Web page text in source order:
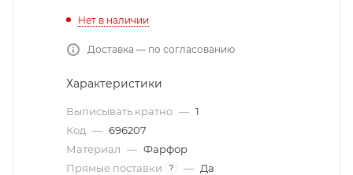
Нет в наличии
Доставка — по согласованию
Характеристики
Выписывать кратно — 1
Код — 696207
Материал — Фарфор
Прямые поставки
? — Да